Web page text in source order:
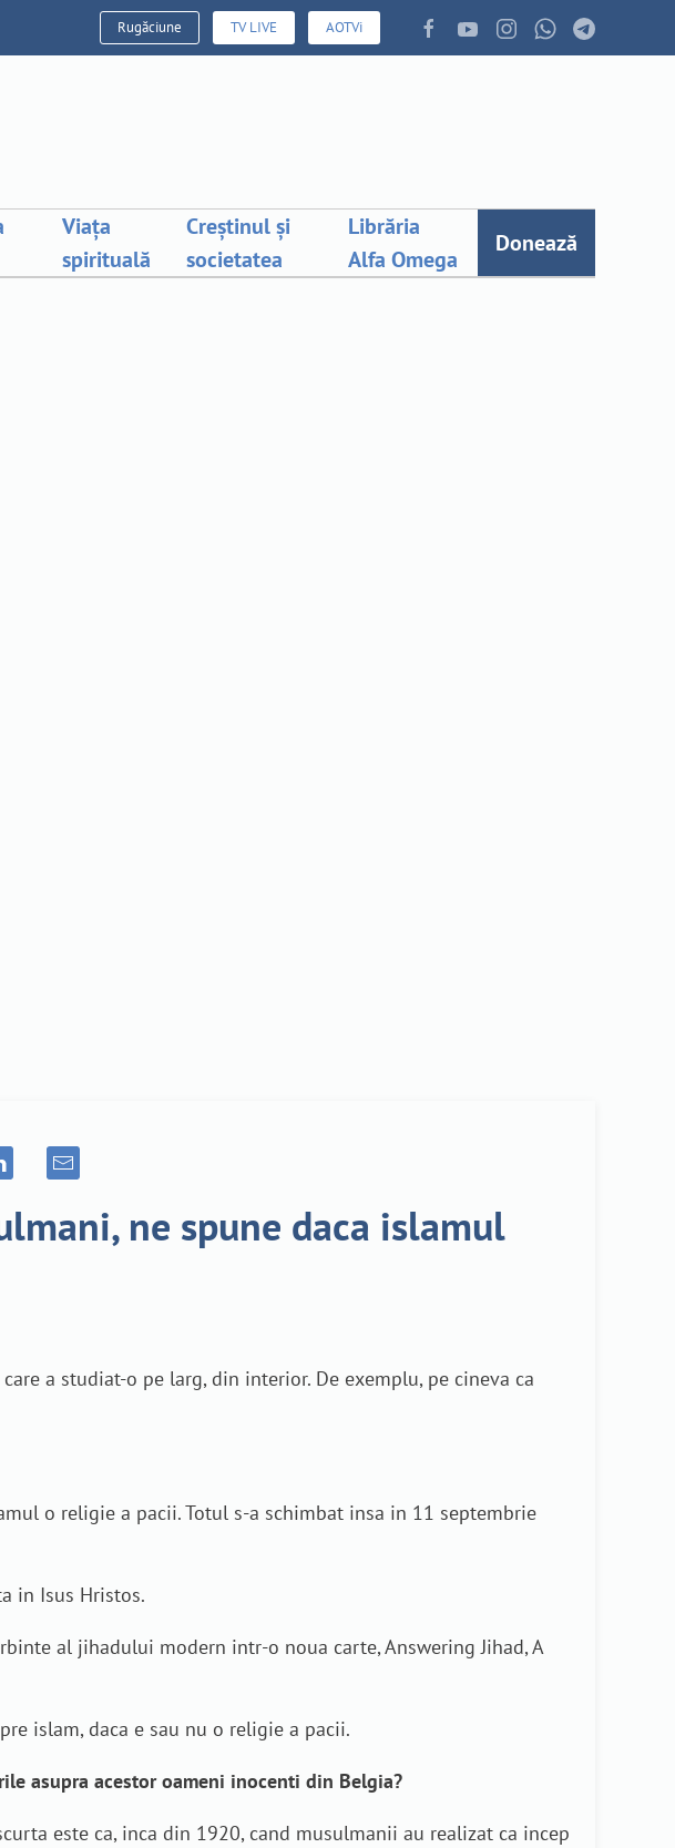
Rugăciune TV LIVE AOTVi
Viața
spirituală
Creștinul și
societatea
Librăria
Alfa Omega
Donează
ne spune daca islamul
a studiat-o pe larg, din interior. De exemplu, pe cineva ca
o religie a pacii. Totul s-a schimbat insa in 11 septembrie
in Isus Hristos.
al jihadului modern intr-o noua carte, Answering Jihad, A
islam, daca e sau nu o religie a pacii.
asupra acestor oameni inocenti din Belgia?
este ca, inca din 1920, cand musulmanii au realizat ca incep